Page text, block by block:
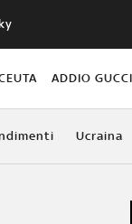
ADDIO
Ucraina